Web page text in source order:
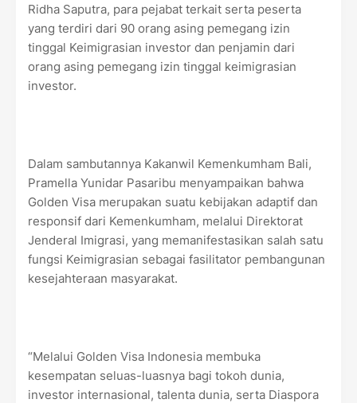
Ridha Saputra, para pejabat terkait serta peserta
yang terdiri dari 90 orang asing pemegang izin
tinggal Keimigrasian investor dan penjamin dari
orang asing pemegang izin tinggal keimigrasian
investor.
Dalam sambutannya Kakanwil Kemenkumham Bali,
Pramella Yunidar Pasaribu menyampaikan bahwa
Golden Visa merupakan suatu kebijakan adaptif dan
responsif dari Kemenkumham, melalui Direktorat
Jenderal Imigrasi, yang memanifestasikan salah satu
fungsi Keimigrasian sebagai fasilitator pembangunan
kesejahteraan masyarakat.
“Melalui Golden Visa Indonesia membuka
kesempatan seluas-luasnya bagi tokoh dunia,
investor internasional, talenta dunia, serta Diaspora